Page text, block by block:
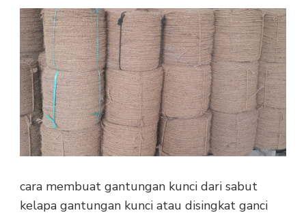
cara membuat gantungan kunci dari sabut
kelapa gantungan kunci atau disingkat ganci